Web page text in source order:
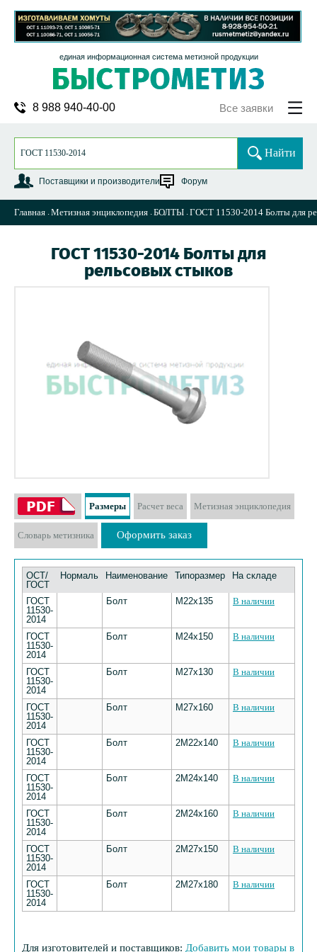
единая информационная система метизной продукции
8 988 940-40-00 Все заявки
Поставщики и производители Форум
Найти
Главная Метизная энциклопедия БОЛТЫ ГОСТ 11530-2014 Болты для
ГОСТ 11530-2014 Болты для
рельсовых стыков
Размеры Расчет веса Метизная энциклопедия
Словарь метизника Оформить заказ
ОСТ/
ГОСТ
Нормаль Наименование Типоразмер На складе
ГОСТ
11530-
2014
Болт М22х135 В наличии
ГОСТ
11530-
2014
Болт М24х150 В наличии
ГОСТ
11530-
2014
Болт М27х130 В наличии
ГОСТ
11530-
2014
Болт М27х160 В наличии
ГОСТ
11530-
2014
Болт 2М22х140 В наличии
ГОСТ
11530-
2014
Болт 2М24х140 В наличии
ГОСТ
11530-
2014
Болт 2М24х160 В наличии
ГОСТ
11530-
2014
Болт 2М27х150 В наличии
ГОСТ
11530-
2014
Болт 2М27х180 В наличии
Для изготовителей и поставщиков: Добавить мои товары в